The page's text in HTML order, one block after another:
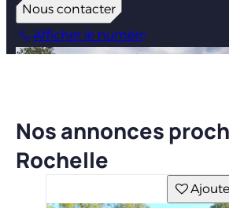
Nous contacter
Afficher le numéro
Nos annonces
Rochelle